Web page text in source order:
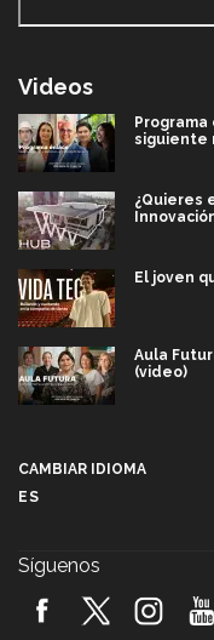
Videos
siguiente
¿Quieres
El joven
Aula
(video)
2026!
CAMBIAR IDIOMA
ES
Síguenos